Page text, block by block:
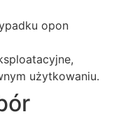
opon
użytkowaniu.